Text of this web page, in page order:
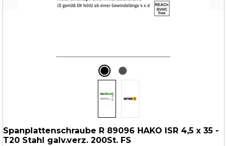
Spanplattenschraube R 89096 HAKO ISR 4,5 x 35 -
T20 Stahl galv.verz. 200St. FS